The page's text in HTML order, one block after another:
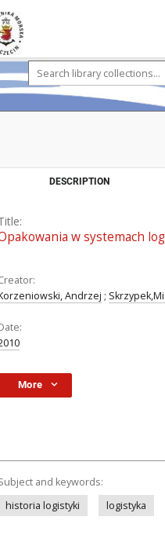
DESCRIPTION
w systemach
Andrzej ;
More
and keywords:
historia logistyki
logistyka